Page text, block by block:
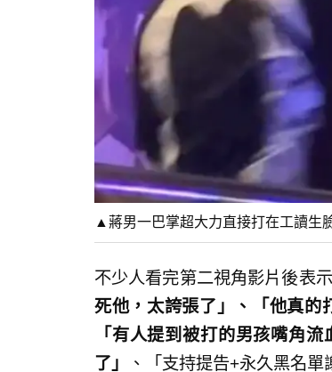
▲蔣男一巴掌超大力直接打在工讀生
不少人看完第二視角影片後表示
死他，太誇張了」、「他真的
「有人提到被打的男孩嘴角
了」
、「支持提告+永久黑名